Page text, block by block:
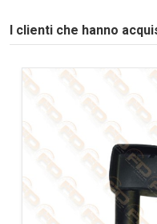
I clienti che hanno